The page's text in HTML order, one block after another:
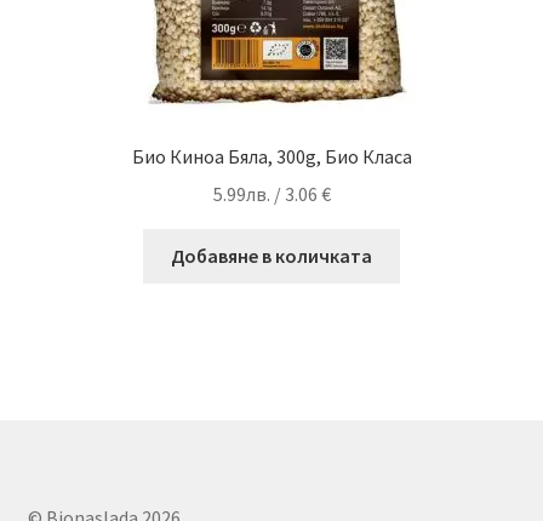
Био Киноа Бяла, 300g, Био Класа
5.99лв. / 3.06 €
Добавяне в количката